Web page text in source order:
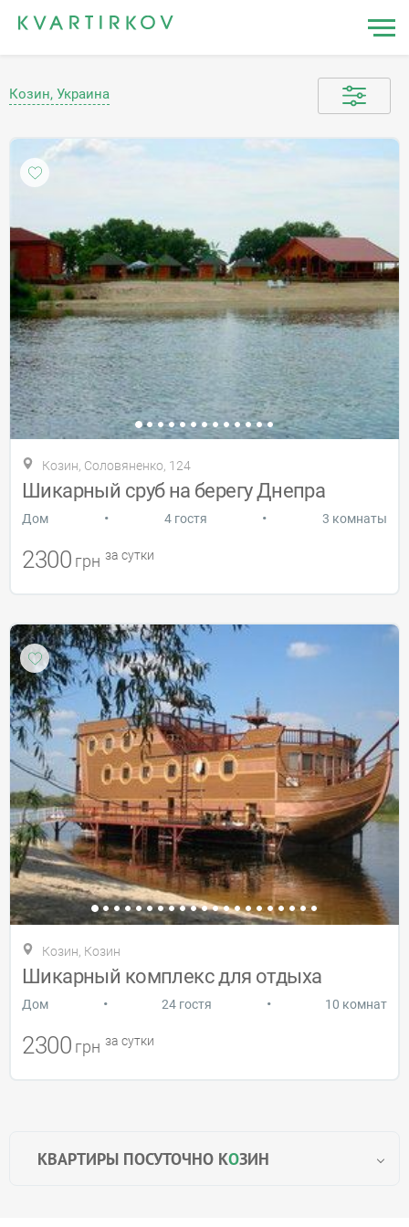
Козин, Украина
КВАРТИРЫ ПОСУТОЧНО КОЗИН
Козин, Соловяненко, 124
Шикарный сруб на берегу Днепра
Дом • 4 гостя • 3 комнаты
2300 грн за сутки
Козин, Козин
Шикарный комплекс для отдыха
Дом • 24 гостя • 10 комнат
2300 грн за сутки